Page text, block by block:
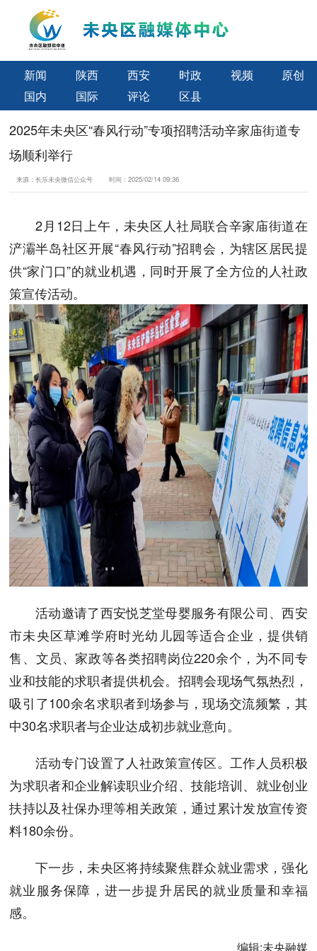
新闻 陕西 西安 时政 视频
原创
国内
国际 评论 区县
2025年未央区“春风行动”专项招聘活动辛家庙街道专
场顺利举行
来源：长乐未央微信公众号 时间：2025/02/14 09:36
2月12日上午，未央区人社局联合辛家庙街道在
浐灞半岛社区开展“春风行动”招聘会，为辖区居民提
供“家门口”的就业机遇，同时开展了全方位的人社政
策宣传活动。
活动邀请了西安悦芝堂母婴服务有限公司、西安
市未央区草滩学府时光幼儿园等适合企业，提供销
售、文员、家政等各类招聘岗位220余个，为不同专
业和技能的求职者提供机会。招聘会现场气氛热烈，
吸引了100余名求职者到场参与，现场交流频繁，其
中30名求职者与企业达成初步就业意向。
活动专门设置了人社政策宣传区。工作人员积极
为求职者和企业解读职业介绍、技能培训、就业创业
扶持以及社保办理等相关政策，通过累计发放宣传资
料180余份。
下一步，未央区将持续聚焦群众就业需求，强化
就业服务保障，进一步提升居民的就业质量和幸福
感。
编辑:未央融媒